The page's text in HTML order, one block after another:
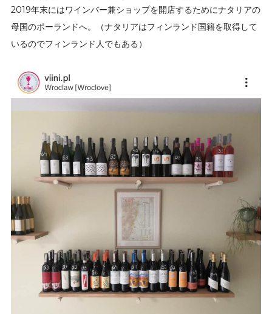
2019年末にはワインバー兼ショップを開店するためにナタリアの
母国のポーランドへ。（ナタリアはフィンランド国籍を取得して
いるのでフィンランド人でもある）